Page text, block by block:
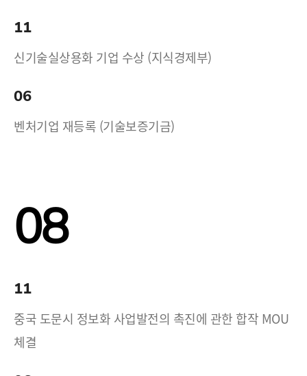
11
신기술실상용화 기업 수상 (지식경제부)
06
벤처기업 재등록 (기술보증기금)
08
11
중국 도문시 정보화 사업발전의 촉진에 관한 합작 MOU
체결